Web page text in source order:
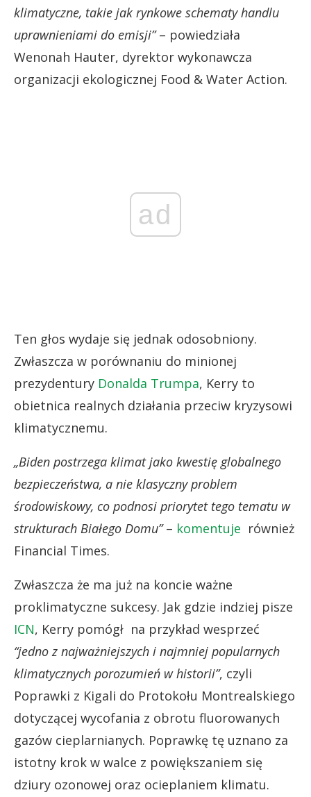
klimatyczne, takie jak rynkowe schematy handlu
uprawnieniami do emisji”– powiedziała
Wenonah Hauter, dyrektor wykonawcza
organizacji ekologicznej Food & Water Action.
ad
Ten głos wydaje się jednak odosobniony.
Zwłaszcza w porównaniu do minionej
prezydentury Donalda Trumpa, Kerry to
obietnica realnych działania przeciw kryzysowi
klimatycznemu.
„Biden postrzega klimat jako kwestię globalnego
bezpieczeństwa, a nie klasyczny problem
środowiskowy, co podnosi priorytet tego tematu w
strukturach Białego Domu”– komentuje również
Financial Times.
Zwłaszcza że ma już na koncie ważne
proklimatyczne sukcesy. Jak gdzie indziej pisze
ICN, Kerry pomógł na przykład wesprzeć
“jedno z najważniejszych i najmniej popularnych
klimatycznych porozumień w historii”, czyli
Poprawki z Kigali do Protokołu Montrealskiego
dotyczącej wycofania z obrotu fluorowanych
gazów cieplarnianych. Poprawkę tę uznano za
istotny krok w walce z powiększaniem się
dziury ozonowej oraz ocieplaniem klimatu.